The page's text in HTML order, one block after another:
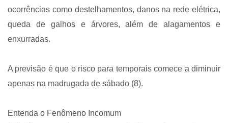
ocorrências como destelhamentos, danos na rede elétrica,
queda de galhos e árvores, além de alagamentos e
enxurradas.
A previsão é que o risco para temporais comece a diminuir
apenas na madrugada de sábado (8).
Entenda o Fenômeno Incomum